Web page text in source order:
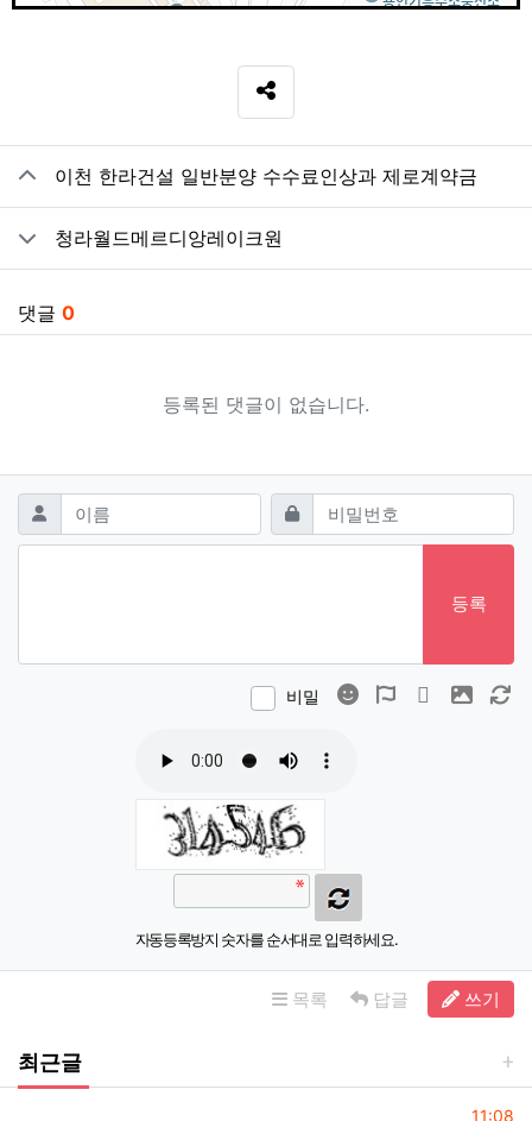
SNS 공유
관련자료
이천 한라건설 일반분양 수수료인상과 제로계약금
청라월드메르디앙레이크원
댓글 0
등록된 댓글이 없습니다.
댓글쓰기
이름 필수 비밀번호필수
등록
비밀 이모티콘폰트어썸
동영상 이미지
자동등록방지 숫자를 순서대로 입력하세요.
목록 답글 쓰기
최근글
등록일
11:08